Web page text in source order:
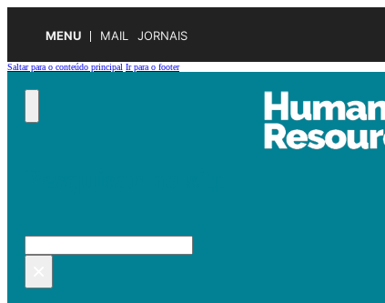
MENU MAIL JORNAIS
Saltar para o conteúdo principal Ir para o footer
Pesquisar